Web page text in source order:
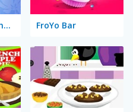
Cooking with Emma: Sushi Rolls Vegan FroYo Bar